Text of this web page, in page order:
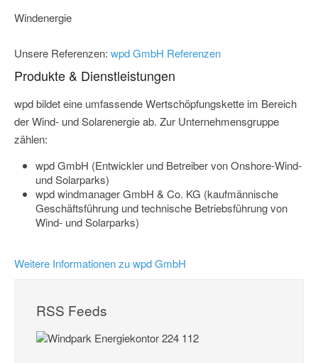
Windenergie
Unsere Referenzen: wpd GmbH Referenzen
Produkte & Dienstleistungen
wpd bildet eine umfassende Wertschöpfungskette im Bereich
der Wind- und Solarenergie ab. Zur Unternehmensgruppe
zählen:
wpd GmbH (Entwickler und Betreiber von Onshore-Wind-
und Solarparks)
wpd windmanager GmbH & Co. KG (kaufmännische
Geschäftsführung und technische Betriebsführung von
Wind- und Solarparks)
Weitere Informationen zu wpd GmbH
RSS Feeds